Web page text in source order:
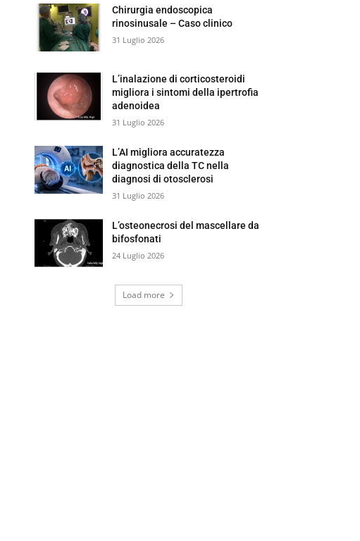
Chirurgia endoscopica
rinosinusale – Caso clinico
31 Luglio 2026
L’inalazione di corticosteroidi
migliora i sintomi della ipertrofia
adenoidea
31 Luglio 2026
L’AI migliora accuratezza
diagnostica della TC nella
diagnosi di otosclerosi
31 Luglio 2026
L’osteonecrosi del mascellare da
bifosfonati
24 Luglio 2026
Load more